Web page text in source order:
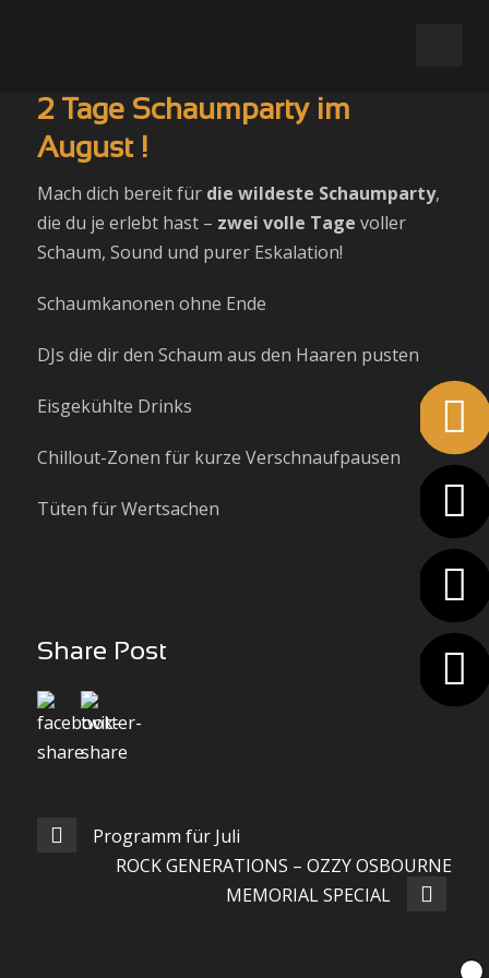
2 Tage Schaumparty im
August !
Mach dich bereit für die wildeste Schaumparty,
die du je erlebt hast – zwei volle Tage voller
Schaum, Sound und purer Eskalation!
Schaumkanonen ohne Ende
DJs die dir den Schaum aus den Haaren pusten
Eisgekühlte Drinks
Chillout-Zonen für kurze Verschnaufpausen
Tüten für Wertsachen
Share Post
Programm für Juli
ROCK GENERATIONS – OZZY OSBOURNE
MEMORIAL SPECIAL